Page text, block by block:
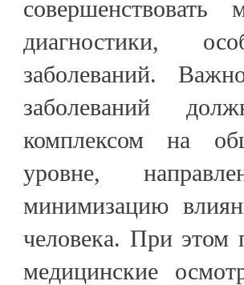
диагностики,
заболеваний.
заболеваний
комплексом на
уровне,
минимизацию
человека. При этом
медицинские